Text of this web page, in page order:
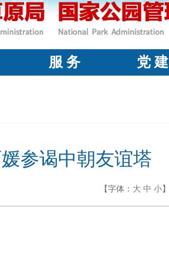
服 务 党 建
参谒中朝友谊塔
【字体： 大 中 小】